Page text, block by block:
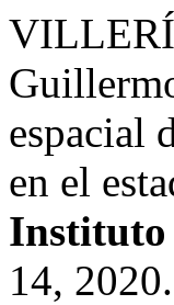
espacial
en el
Instituto
14,